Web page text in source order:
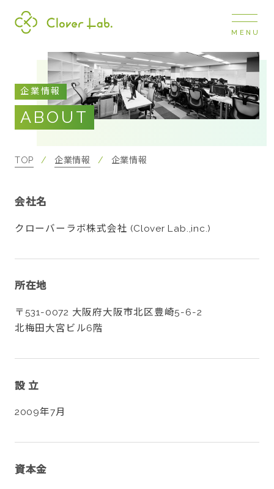
COMPANY
企業情報
ナビ
事業展開
採用情報
お知らせ
MENU
企業情報
ABOUT
TOP 企業情報 企業情報
会社名
クローバーラボ株式会社 (Clover Lab.,inc.)
所在地
〒531-0072 大阪府大阪市北区豊崎5-6-2
北梅田大宮ビル6階
設 立
2009年7月
資本金